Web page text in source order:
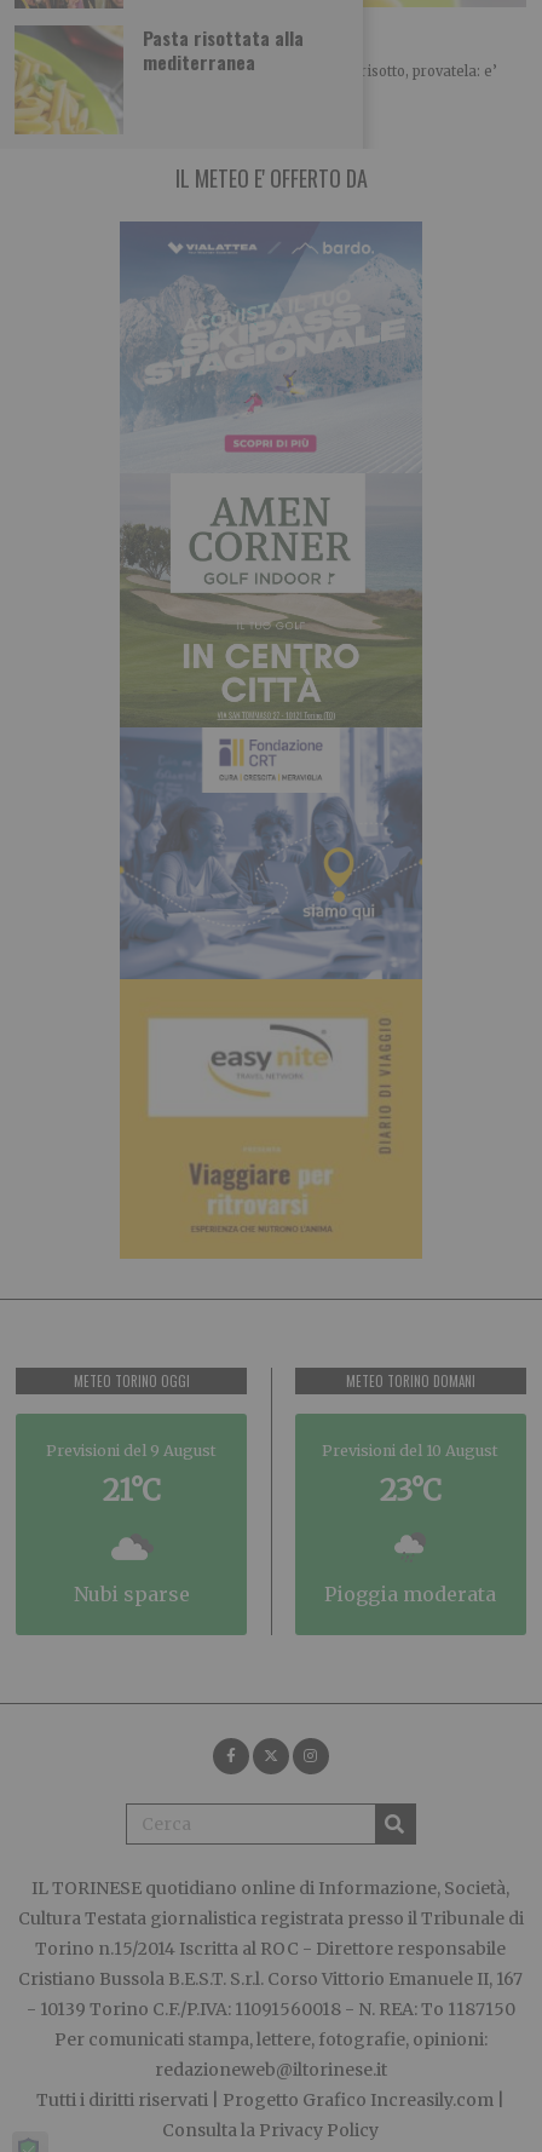
Pasta risottata alla
mediterranea
Pasta risottata alla mediterranea
Avete letto bene, e’ una pasta ma… cuoce come un risotto, provatela: e’
proprio appetitosa!
IL METEO E' OFFERTO DA
METEO TORINO OGGI
Previsioni del 9 August
21°C
nubi sparse
METEO TORINO DOMANI
Previsioni del 10 August
23°C
pioggia moderata
IL TORINESE quotidiano online di Informazione, Società,
Cultura Testata giornalistica registrata presso il Tribunale di
Torino n.15/2014 Iscritta al ROC - Direttore responsabile
Cristiano Bussola B.E.S.T. S.r.l. Corso Vittorio Emanuele II, 167
- 10139 Torino C.F./P.IVA: 11091560018 - N. REA: To 1187150
Per comunicati stampa, lettere, fotografie, opinioni:
redazioneweb@iltorinese.it
Tutti i diritti riservati | Progetto Grafico Increasily.com
Consulta la Privacy Policy